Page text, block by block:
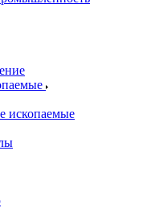
ископаемые